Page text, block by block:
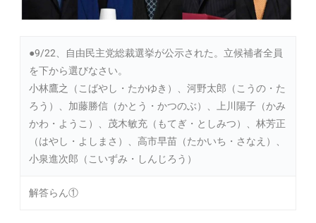
●9/22、自由民主党総裁選挙が公示された。立候補者全員
を下から選びなさい。
小林鷹之（こばやし・たかゆき）、河野太郎（こうの・た
ろう）、加藤勝信（かとう・かつのぶ）、上川陽子（かみ
かわ・ようこ）、茂木敏充（もてぎ・としみつ）、林芳正
（はやし・よしまさ）、高市早苗（たかいち・さなえ）、
小泉進次郎（こいずみ・しんじろう）
解答らん①